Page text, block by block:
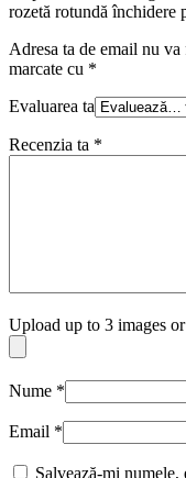
rozetă rotundă
Adresa ta de email nu
marcate cu *
Evaluarea ta
Recenzia ta *
Upload up to 3 images
Nume *
Email *
Salvează-mi